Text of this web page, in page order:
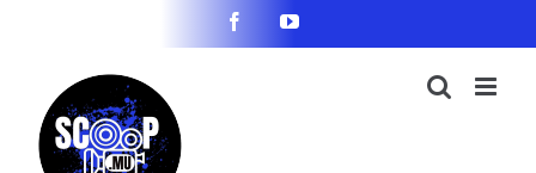
FacebookYouTube